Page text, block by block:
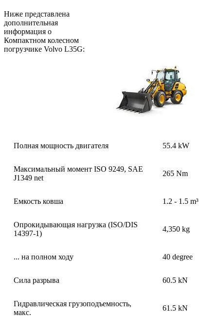
Ниже представлена
дополнительная
информация о
Компактном колесном
погрузчике Volvo L35G:
Полная мощность двигателя 55.4 kW
Максимальный момент ISO 9249, SAE
J1349 net
265 Nm
Емкость ковша 1.2 - 1.5 m³
Опрокидывающая нагрузка (ISO/DIS
14397-1)
4,350 kg
... на полном ходу 40 degree
Сила разрыва 60.5 kN
Гидравлическая грузоподъемность,
макс.
61.5 kN